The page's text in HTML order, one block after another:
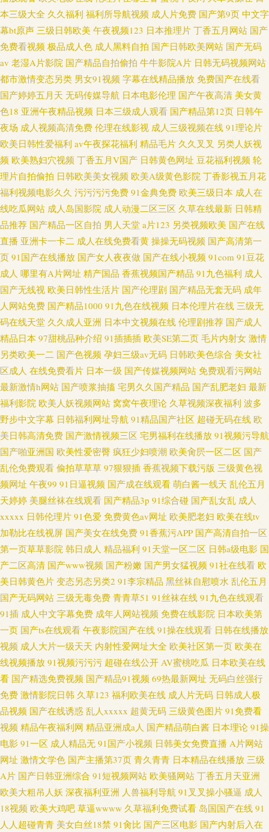
本三级大全 久久福利 福利所导航视频 成人片免费 国产第9页 中文字
幕bt原声 三级日韩欧美 午夜视频123 日本推理片 丁香五月网站 国产
免费看视频 极品成人色 成人黑料自拍 国产日韩欧美网站 国产无码
av 老湿A片影院 国产精品自拍偷拍 牛牛影院A片 日韩无码视频网站
都市激情变态另类 男女91视频 字幕在线精品播放 免费国产在线看
国产婷婷五月天 无码传媒导航 日本电影伦理 国产午夜高清 美女黄
色18 亚洲午夜精品视频 日本三级成人观看 国产精品第12页 日韩午
夜场 成人视频高清免费 伦理在线影视 成人三级视频在线 91理论片
欧美日韩性爱福利 av午夜探花福利 精品毛片 久久叉叉 另类人妖视
频 欧美熟妇穴视频 丁香五月V国产 日韩黄色网址 豆花福利视频 轮
理片自拍偷拍 日韩欧美美女视频 欧美A级黄色影院 丁香影视五月花
福利视频电影久久 污污污污免费 91金典免费 欧美三级日本 成人在
线吃瓜网站 成人岛国影院 成人动漫二区三区 久草在线最新 日韩精
品推荐 国产精品一区自拍 男人天堂 a片123 另类视频欧美 国产在线
直播 亚洲卡一卡二 成人在线免费看黄 操操无码视频 国产高清第一
页 91国产在线播放 国产女人夜夜做 国产在线小视频 91com 91豆花
成人 哪里有A片网址 精产国品 香蕉视频国产精品 91九色福利 成人
国产无线视 欧美日韩性生活片 国产伦理剧 国产精品无套无码 成年
人网站免费 国产精品1000 91九色在线视频 日本伦理片在线 三级无
码在线天堂 久久成人亚洲 日本中文视频在线 伦理剧推荐 国产成人
精品日本 97甜桃品种介绍 91插插插 欧美SE第二页 毛片内射女 激情
另类欧美一二 国产色视频 孕妇三级av无码 日韩欧美色综合 美女社
区成人 在线免费看片 日本一级 国产传媒视频网站 免费观看污网站
最新激情h网站 国产喷浆抽搐 宅男久久国产精品 国产乱肥老妇 最新
福利影院 欧美人妖视频网站 窝窝午夜理论 久草视频深夜福利 波多
野步中文字幕 日韩福利网址导航 91精品国产社区 超碰无码在线 欧
美日韩高清免费 国产激情视频三区 宅男福利在线播放 91视频污导航
国产啪亚洲国 欧美性爱密臀 疯狂少妇喷潮 欧美肏屄一区二区 国产
乱伦免费观看 偷拍草草草 97狠狠插 香蕉视频下载污版 三级黄色视
频网址 午夜99 91日逼视频 国产成在线观看 萌白酱一线天 乱伦五月
天婷婷 美腿丝袜在线观看 国产精品3p 91综合碰 国产乱女乱 成人
xxxxx 日韩伦理片 91色爱 免费黄色av网址 欧美肥老妇 欧美在线tv
加勒比在线视屏 国产美女在线免费 91香蕉污APP 国产高清自拍一区
第一页草草影院 韩日成人 精品福利 91天堂一区二区 日韩a级电影 国
产二区高清 国产www视频 国产粉嫩 国产男女猛视频 91社在线看 欧
美日韩黄色片 变态另态另类2 91李宗精品 黑丝袜自慰喷水 乱伦五月
国产无码网站 三级无毒免费 青青草51 91丝袜在线 91九色在线观看
91插 成人中文字幕免费 成年人网站视频 免费在线影院 日本欧美第
一页 国产ts在线观看 午夜影院国产在线 91操在线观看 日韩在线播放
视频 成人大片一级天天 内射性爱网址大全 欧美社区第一页 欧美在
线视频播放 91视频污污污 超碰在线公开 AV蜜桃吃瓜 日本欧美在线
看 国产精选免费视频 国产精品91视频 69热最新网址 无码白丝强行
免费 激情影院日韩 久草123 福利欧美在线 成人片无码 日韩成人极
品视频 国产在线诱惑 乱人xxxxx 超黄无码 三级黄色图片 91免费看
视频 精品午夜福利网 精品亚洲成a人 国产精品萌白酱 日本理论 91操
电影 91一区 成人精品无 91国产小视频 日韩美女免费直播 A片网站
网址 激情文学色 国产主播第37页 青久青青 日本精品在线播放 三级
A片 国产日韩亚洲综合 91短视频网站 欧美骚网站 丁香五月天亚洲
欧美大粗吊人妖 深夜福利亚洲 人兽福利导航 91叉叉操小骚逼 成人
18视频 欧美大鸡吧 草逼wwww 久草福利免费试看 岛国国产在线 91
人人超碰青青 美女白丝18禁 91肏比 国产三区电影 国产内射后入在